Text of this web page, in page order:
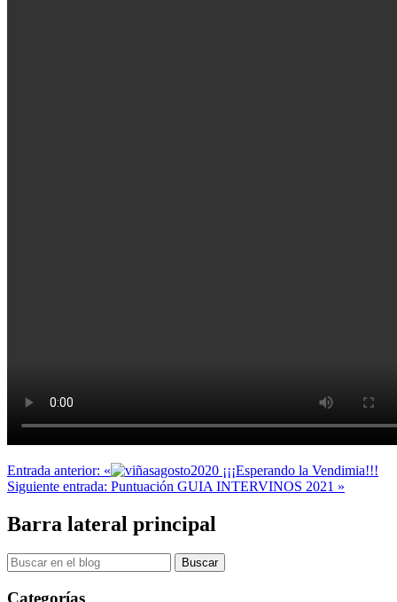
Entrada anterior: «
¡¡¡Esperando la Vendimia!!!
Siguiente entrada: Puntuación GUIA INTERVINOS 2021 »
Barra lateral principal
Categorías